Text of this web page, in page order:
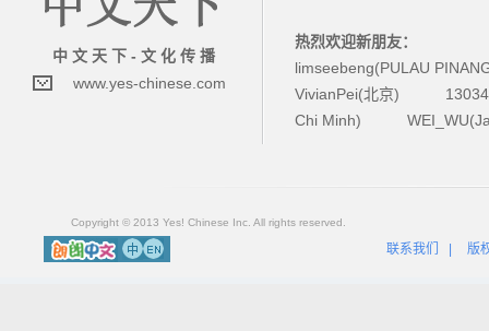
中 文 天 下 - 文 化 传 播
www.yes-chinese.com
热烈欢迎新朋友：
limseebeng(PULAU
VivianPei(北京)
Chi Minh)
Copyright © 2013 Yes! Chinese Inc. All rights reserved.
联系我们 | 版